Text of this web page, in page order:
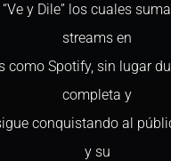
y Dile” los cuales
streams en
como Spotify, sin lugar
completa y
conquistando al
y su